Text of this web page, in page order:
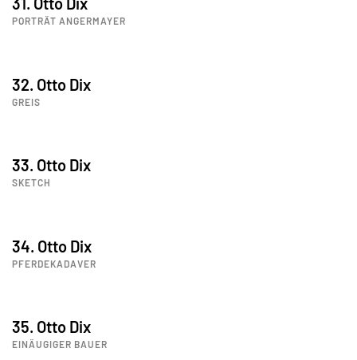
PORTRÄT ANGERMAYER
32. Otto Dix
GREIS
33. Otto Dix
SKETCH
34. Otto Dix
PFERDEKADAVER
35. Otto Dix
EINÄUGIGER BAUER